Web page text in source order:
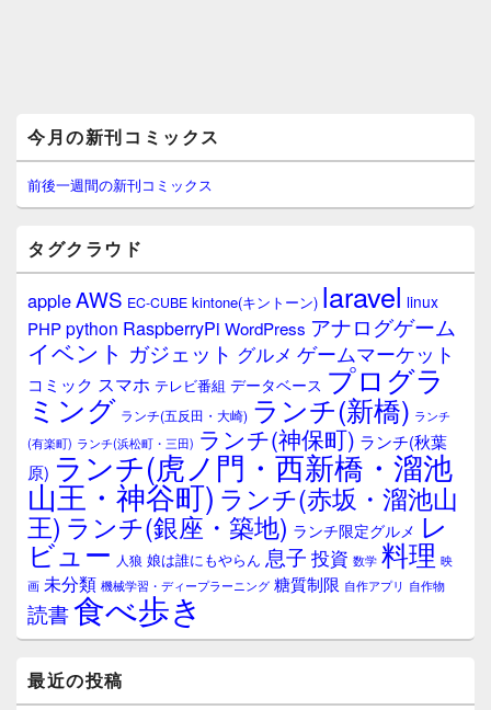
イ
ン
サ
イ
ウ
ィ
ジ
ェ
ア
今月の新刊コミックス
前後一週間の新刊コミックス
タグクラウド
appleAWS EC-CUBE kintone(キントーン) laravel linux
PHPpython RaspberryPi WordPress アナログゲーム
イベント ガジェット グルメ ゲームマーケット
コミック スマホ テレビ番組 データベース プログラ
ミング ランチ(五反田・大崎) ランチ(新橋) ランチ
(有楽町) ランチ(浜松町・三田) ランチ(神保町) ランチ(秋葉
原) ランチ(虎ノ門・西新橋・溜池
山王・神谷町) ランチ(赤坂・溜池山
王) ランチ(銀座・築地) ランチ限定グルメ レ
ビュー 人狼 娘は誰にもやらん 息子 投資 数学 料理 映
画 未分類 機械学習・ディープラーニング 糖質制限 自作アプリ 自作物
読書食べ歩き
最近の投稿